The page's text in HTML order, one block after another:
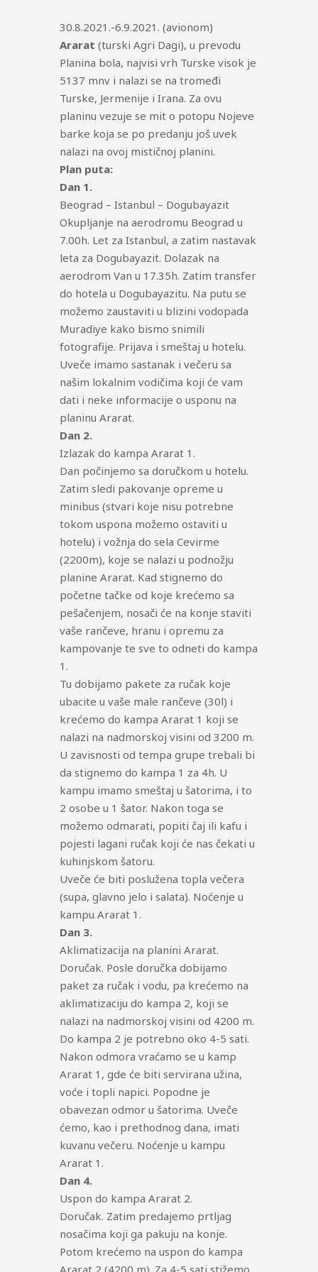
30.8.2021.-6.9.2021. (avionom)
Ararat (turski Agri Dagi), u prevodu
Planina bola, najvisi vrh Turske visok je
5137 mnv i nalazi se na tromeđi
Turske, Jermenije i Irana. Za ovu
planinu vezuje se mit o potopu Nojeve
barke koja se po predanju još uvek
nalazi na ovoj mističnoj planini.
Plan puta:
Dan 1.
Beograd – Istanbul – Dogubayazit
Okupljanje na aerodromu Beograd u
7.00h. Let za Istanbul, a zatim nastavak
leta za Dogubayazit. Dolazak na
aerodrom Van u 17.35h. Zatim transfer
do hotela u Dogubayazitu. Na putu se
možemo zaustaviti u blizini vodopada
Muradiye kako bismo snimili
fotografije. Prijava i smeštaj u hotelu.
Uveče imamo sastanak i večeru sa
našim lokalnim vodičima koji će vam
dati i neke informacije o usponu na
planinu Ararat.
Dan 2.
Izlazak do kampa Ararat 1.
Dan počinjemo sa doručkom u hotelu.
Zatim sledi pakovanje opreme u
minibus (stvari koje nisu potrebne
tokom uspona možemo ostaviti u
hotelu) i vožnja do sela Cevirme
(2200m), koje se nalazi u podnožju
planine Ararat. Kad stignemo do
početne tačke od koje krećemo sa
pešačenjem, nosači će na konje staviti
vaše rančeve, hranu i opremu za
kampovanje te sve to odneti do kampa
1.
Tu dobijamo pakete za ručak koje
ubacite u vaše male rančeve (30l) i
krećemo do kampa Ararat 1 koji se
nalazi na nadmorskoj visini od 3200 m.
U zavisnosti od tempa grupe trebali bi
da stignemo do kampa 1 za 4h. U
kampu imamo smeštaj u šatorima, i to
2 osobe u 1 šator. Nakon toga se
možemo odmarati, popiti čaj ili kafu i
pojesti lagani ručak koji će nas čekati u
kuhinjskom šatoru.
Uveče će biti poslužena topla večera
(supa, glavno jelo i salata). Noćenje u
kampu Ararat 1.
Dan 3.
Aklimatizacija na planini Ararat.
Doručak. Posle doručka dobijamo
paket za ručak i vodu, pa krećemo na
aklimatizaciju do kampa 2, koji se
nalazi na nadmorskoj visini od 4200 m.
Do kampa 2 je potrebno oko 4-5 sati.
Nakon odmora vraćamo se u kamp
Ararat 1, gde će biti servirana užina,
voće i topli napici. Popodne je
obavezan odmor u šatorima. Uveče
ćemo, kao i prethodnog dana, imati
kuvanu večeru. Noćenje u kampu
Ararat 1.
Dan 4.
Uspon do kampa Ararat 2.
Doručak. Zatim predajemo prtljag
nosačima koji ga pakuju na konje.
Potom krećemo na uspon do kampa